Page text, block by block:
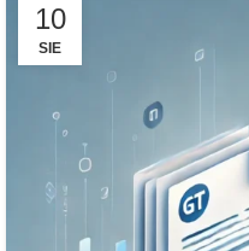
10
SIE